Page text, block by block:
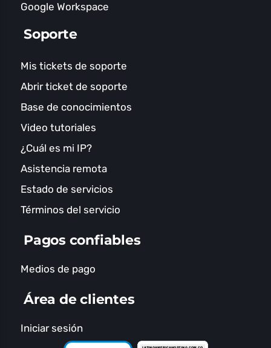
Google Workspace
Soporte
Mis tickets de soporte
Abrir ticket de soporte
Base de conocimientos
Video tutoriales
¿Cuál es mi IP?
Asistencia remota
Estado de servicios
Términos del servicio
Pagos confiables
Medios de pago
Área de clientes
Iniciar sesión